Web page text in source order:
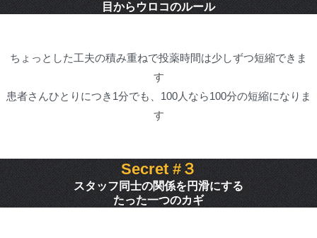
目からウロコのルール
ちょっとした工夫の積み重ねで投薬時間は少しずつ短縮できま
す
患者さんひとりにつき1分でも、100人なら100分の短縮になりま
す
Secret #３
スタッフ同士の関係を円滑にする
たった一つのカギ